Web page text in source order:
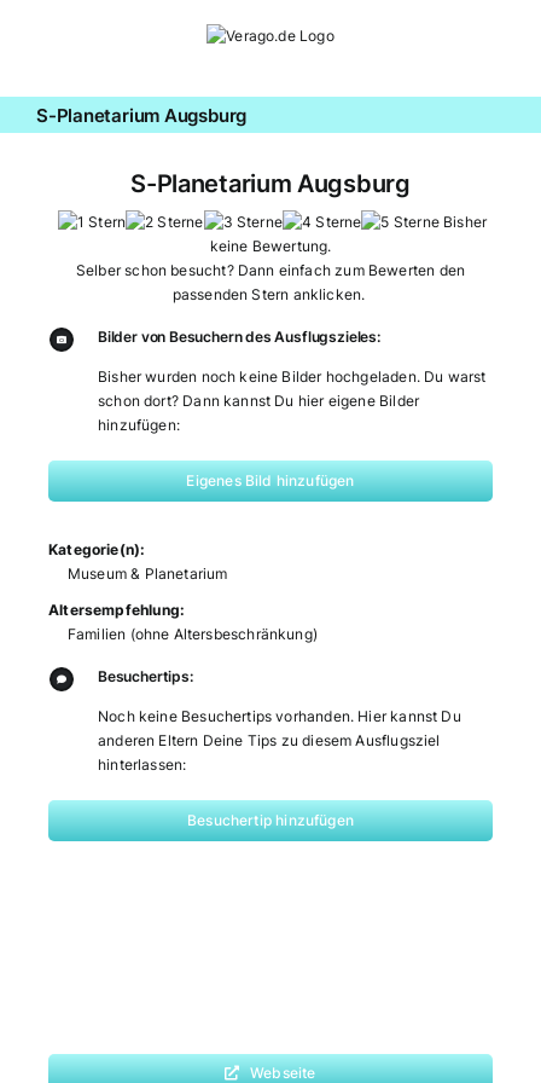
S-Planetarium Augsburg
S-Planetarium Augsburg
Bisher
keine Bewertung.
Selber schon besucht? Dann einfach zum Bewerten den
passenden Stern anklicken.
Bilder von Besuchern des Ausflugszieles:
Bisher wurden noch keine Bilder hochgeladen. Du warst
schon dort? Dann kannst Du hier eigene Bilder
hinzufügen:
Eigenes Bild hinzufügen
Kategorie(n):
Museum & Planetarium
Altersempfehlung:
Familien (ohne Altersbeschränkung)
Besuchertips:
Noch keine Besuchertips vorhanden. Hier kannst Du
anderen Eltern Deine Tips zu diesem Ausflugsziel
hinterlassen:
Besuchertip hinzufügen
Webseite